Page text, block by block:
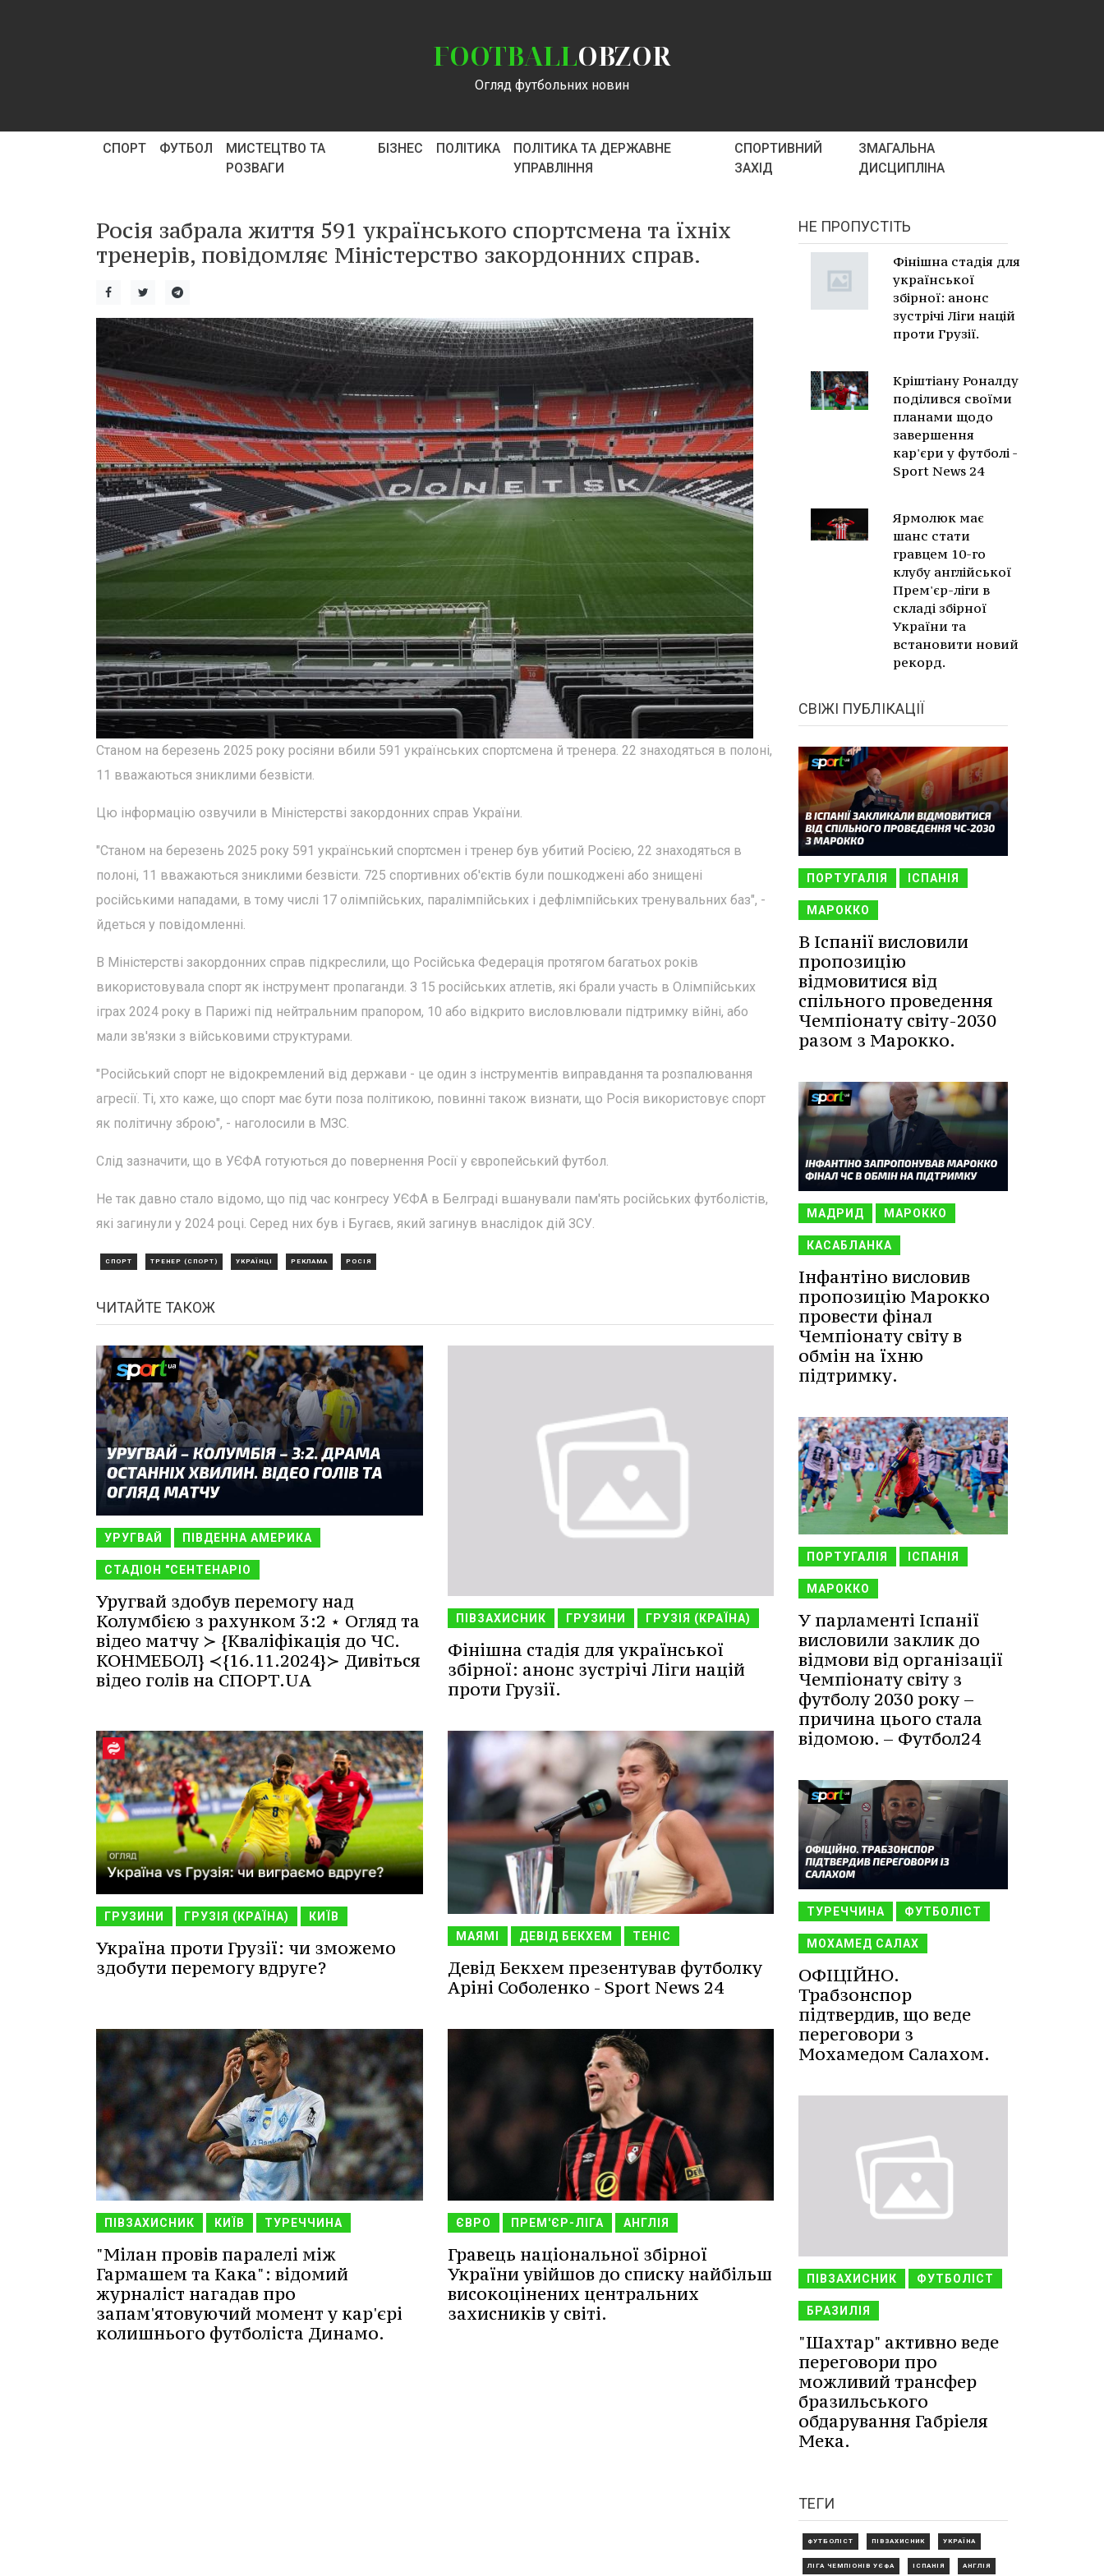
FOOTBALLOBZOR
Огляд футбольних новин
СПОРТ ФУТБОЛ
МИСТЕЦТВО ТА
РОЗВАГИ
БІЗНЕС ПОЛІТИКА
ПОЛІТИКА ТА ДЕРЖАВНЕ
УПРАВЛІННЯ
СПОРТИВНИЙ
ЗАХІД
ЗМАГАЛЬНА
ДИСЦИПЛІНА
Росія забрала життя 591 українського спортсмена та їхніх
тренерів, повідомляє Міністерство закордонних справ.
Станом на березень 2025 року росіяни вбили 591 українських спортсмена й тренера. 22 знаходяться в полоні,
11 вважаються зниклими безвісти.
Цю інформацію озвучили в Міністерстві закордонних справ України.
"Станом на березень 2025 року 591 український спортсмен і тренер був убитий Росією, 22 знаходяться в
полоні, 11 вважаються зниклими безвісти. 725 спортивних об'єктів були пошкоджені або знищені
російськими нападами, в тому числі 17 олімпійських, паралімпійських і дефлімпійських тренувальних баз", -
йдеться у повідомленні.
В Міністерстві закордонних справ підкреслили, що Російська Федерація протягом багатьох років
використовувала спорт як інструмент пропаганди. З 15 російських атлетів, які брали участь в Олімпійських
іграх 2024 року в Парижі під нейтральним прапором, 10 або відкрито висловлювали підтримку війні, або
мали зв'язки з військовими структурами.
"Російський спорт не відокремлений від держави - це один з інструментів виправдання та розпалювання
агресії. Ті, хто каже, що спорт має бути поза політикою, повинні також визнати, що Росія використовує спорт
як політичну зброю", - наголосили в МЗС.
Слід зазначити, що в УЄФА готуються до повернення Росії у європейський футбол.
Не так давно стало відомо, що під час конгресу УЄФА в Белграді вшанували пам'ять російських футболістів,
які загинули у 2024 році. Серед них був і Бугаєв, який загинув внаслідок дій ЗСУ.
СПОРТ ТРЕНЕР (СПОРТ) УКРАЇНЦІ РЕКЛАМА РОСІЯ
ЧИТАЙТЕ ТАКОЖ
УРУГВАЙ ПІВДЕННА АМЕРИКА
СТАДІОН "СЕНТЕНАРІО
Уругвай здобув перемогу над
Колумбією з рахунком 3:2 ⋆ Огляд та
відео матчу ≻ {Кваліфікація до ЧС.
КОНМЕБОЛ} ≺{16.11.2024}≻ Дивіться
відео голів на СПОРТ.UA
ПІВЗАХИСНИК ГРУЗИНИ ГРУЗІЯ (КРАЇНА)
Фінішна стадія для української
збірної: анонс зустрічі Ліги націй
проти Грузії.
ГРУЗИНИ ГРУЗІЯ (КРАЇНА) КИЇВ
Україна проти Грузії: чи зможемо
здобути перемогу вдруге?
МАЯМІ ДЕВІД БЕКХЕМ ТЕНІС
Девід Бекхем презентував футболку
Аріні Соболенко - Sport News 24
ПІВЗАХИСНИК КИЇВ ТУРЕЧЧИНА
"Мілан провів паралелі між
Гармашем та Кака": відомий
журналіст нагадав про
запам'ятовуючий момент у кар'єрі
колишнього футболіста Динамо.
ЄВРО ПРЕМ'ЄР-ЛІГА АНГЛІЯ
Гравець національної збірної
України увійшов до списку найбільш
високоцінених центральних
захисників у світі.
НЕ ПРОПУСТІТЬ
Фінішна стадія для
української
збірної: анонс
зустрічі Ліги націй
проти Грузії.
Кріштіану Роналду
поділився своїми
планами щодо
завершення
кар'єри у футболі -
Sport News 24
Ярмолюк має
шанс стати
гравцем 10-го
клубу англійської
Прем'єр-ліги в
складі збірної
України та
встановити новий
рекорд.
СВІЖІ ПУБЛІКАЦІЇ
ПОРТУГАЛІЯ ІСПАНІЯ
МАРОККО
В Іспанії висловили
пропозицію
відмовитися від
спільного проведення
Чемпіонату світу-2030
разом з Марокко.
МАДРИД МАРОККО
КАСАБЛАНКА
Інфантіно висловив
пропозицію Марокко
провести фінал
Чемпіонату світу в
обмін на їхню
підтримку.
ПОРТУГАЛІЯ ІСПАНІЯ
МАРОККО
У парламенті Іспанії
висловили заклик до
відмови від організації
Чемпіонату світу з
футболу 2030 року –
причина цього стала
відомою. – Футбол24
ТУРЕЧЧИНА ФУТБОЛІСТ
МОХАМЕД САЛАХ
ОФІЦІЙНО.
Трабзонспор
підтвердив, що веде
переговори з
Мохамедом Салахом.
ПІВЗАХИСНИК ФУТБОЛІСТ
БРАЗИЛІЯ
"Шахтар" активно веде
переговори про
можливий трансфер
бразильського
обдарування Габріеля
Мека.
ТЕГИ
ФУТБОЛІСТ ПІВЗАХИСНИК УКРАЇНА
ЛІГА ЧЕМПІОНІВ УЄФА ІСПАНІЯ АНГЛІЯ